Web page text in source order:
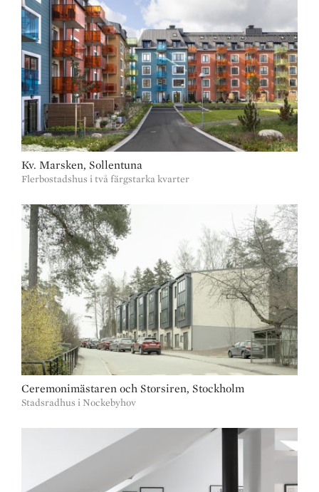
Kv. Marsken, Sollentuna
Flerbostadshus i två färgstarka kvarter
Ceremonimästaren och Storsiren, Stockholm
Stadsradhus i Nockebyhov